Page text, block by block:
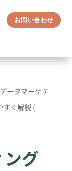
お問い合わせ
データマーケテ
すく解説(
グ